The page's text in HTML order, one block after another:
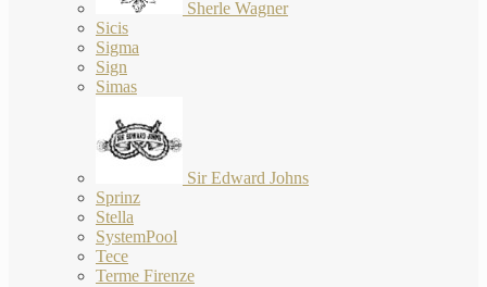
Sherle Wagner
Sicis
Sigma
Sign
Simas
Sir Edward Johns
Sprinz
Stella
SystemPool
Tece
Terme Firenze